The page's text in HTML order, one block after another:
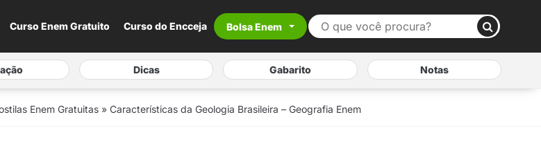
Curso Enem Gratuito Curso do Encceja Bolsa Enem
Dicas Gabarito Notas
Enem Gratuitas » Características da Geologia Brasileira – Geografia Enem